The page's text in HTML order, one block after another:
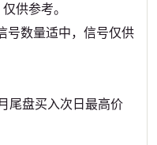
供参考。
号数量适中，信号仅供
尾盘买入次日最高价